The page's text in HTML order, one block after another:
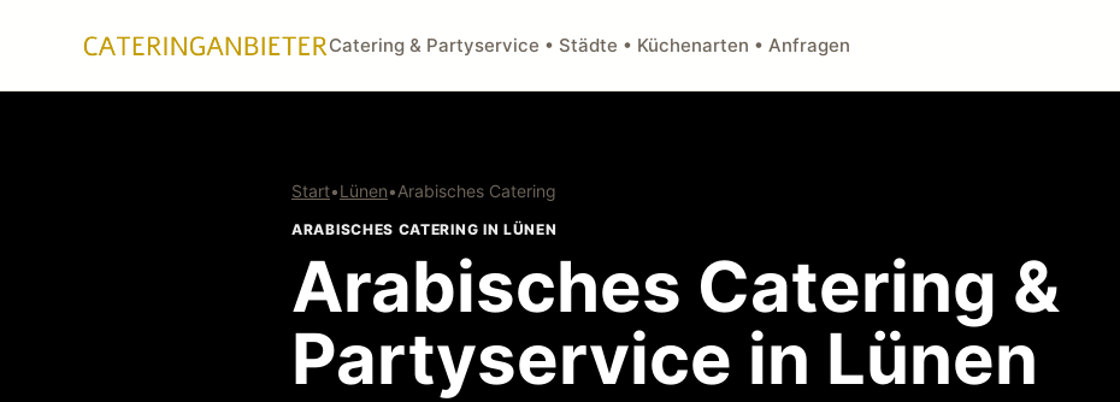
Catering & Partyservice • Städte • Küchenarten • Anfragen
Start•Lünen•Arabisches Catering
ARABISCHES CATERING IN LÜNEN
Arabisches Catering &
Partyservice in Lünen